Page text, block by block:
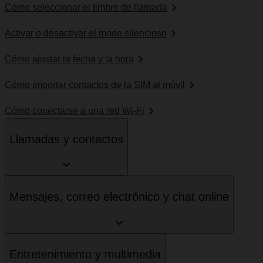
Cómo seleccionar el timbre de llamada
Activar o desactivar el modo silencioso
Cómo ajustar la fecha y la hora
Cómo importar contactos de la SIM al móvil
Cómo conectarse a una red Wi-Fi
Llamadas y contactos
Mensajes, correo electrónico y chat online
Entretenimiento y multimedia